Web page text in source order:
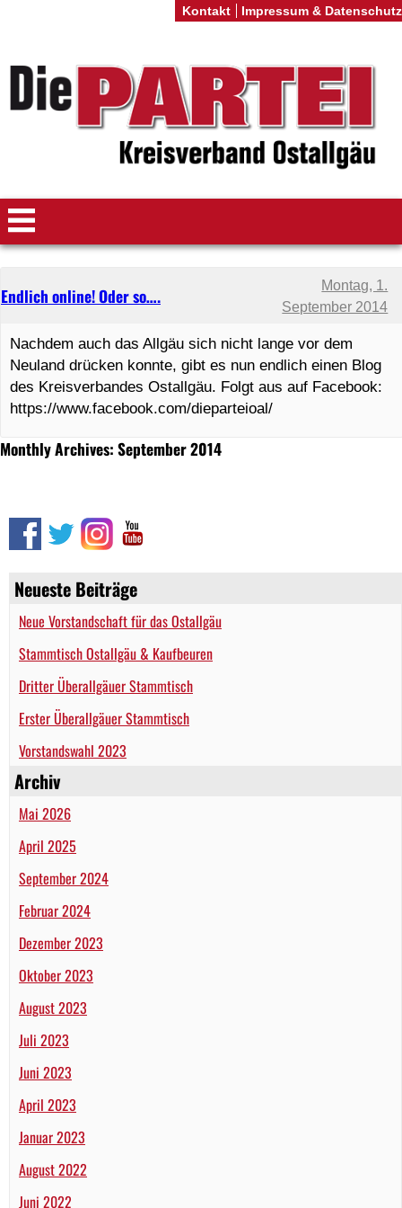
Neueste Beiträge
Neue Vorstandschaft für das Ostallgäu
Stammtisch Ostallgäu & Kaufbeuren
Dritter Überallgäuer Stammtisch
Erster Überallgäuer Stammtisch
Vorstandswahl 2023
Archiv
Mai 2026
April 2025
September 2024
Februar 2024
Dezember 2023
Oktober 2023
August 2023
Juli 2023
Juni 2023
April 2023
Januar 2023
August 2022
Juni 2022
Monthly Archives: September 2014
Endlich online! Oder so….
Montag, 1.
September 2014
Nachdem auch das Allgäu sich nicht lange vor dem
Neuland drücken konnte, gibt es nun endlich einen Blog
des Kreisverbandes Ostallgäu. Folgt aus auf Facebook:
https://www.facebook.com/dieparteioal/
Kontakt Impressum & Datenschutz